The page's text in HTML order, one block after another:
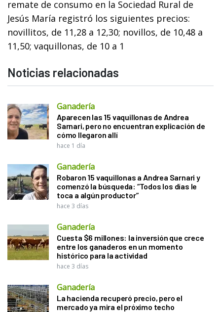
remate de consumo en la Sociedad Rural de
Jesús María registró los siguientes precios:
novillitos, de 11,28 a 12,30; novillos, de 10,48 a
11,50; vaquillonas, de 10 a 1
Noticias relacionadas
Ganadería
Aparecen las 15 vaquillonas de Andrea
Sarnari, pero no encuentran explicación de
cómo llegaron allí
hace 1 día
Ganadería
Robaron 15 vaquillonas a Andrea Sarnari y
comenzó la búsqueda: “Todos los días le
toca a algún productor”
hace 3 días
Ganadería
Cuesta $6 millones: la inversión que crece
entre los ganaderos en un momento
histórico para la actividad
hace 3 días
Ganadería
La hacienda recuperó precio, pero el
mercado ya mira el próximo techo